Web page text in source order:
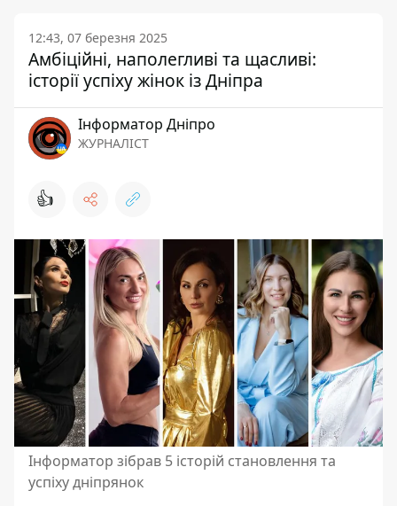
12:43, 07 березня 2025
Амбіційні, наполегливі та щасливі:
історії успіху жінок із Дніпра
Інформатор Дніпро
ЖУРНАЛІСТ
👍
Інформатор зібрав 5 історій становлення та
успіху дніпрянок